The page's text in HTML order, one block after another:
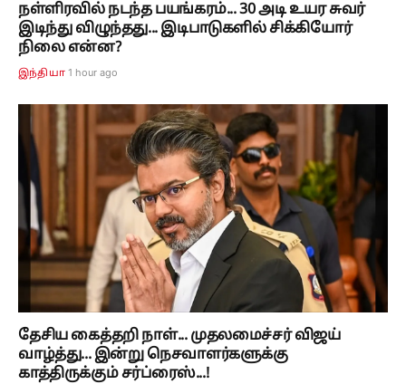
நள்ளிரவில் நடந்த பயங்கரம்... 30 அடி உயர சுவர்
இடிந்து விழுந்தது... இடிபாடுகளில் சிக்கியோர்
நிலை என்ன?
இந்தியா 1 hour ago
தேசிய கைத்தறி நாள்... முதலமைச்சர் விஜய்
வாழ்த்து... இன்று நெசவாளர்களுக்கு
காத்திருக்கும் சர்ப்ரைஸ்...!